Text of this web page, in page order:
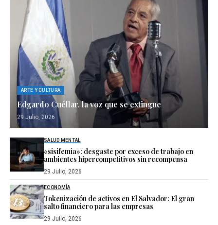
ARTE Y CULTURA
Edgardo Cuéllar, la voz que se extingue
29 Julio, 2026
SALUD MENTAL
«sisifemia»: desgaste por exceso de trabajo en
ambientes hipercompetitivos sin recompensa
29 Julio, 2026
ECONOMÍA
Tokenización de activos en El Salvador: El gran
salto financiero para las empresas
29 Julio, 2026